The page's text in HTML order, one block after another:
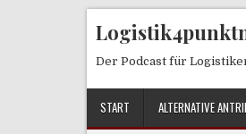
Der Podcast für
START ALTERNATIVE